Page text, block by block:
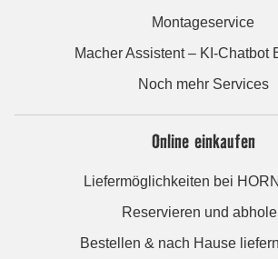
Montageservice
Macher Assistent – KI-Chatbot
Noch mehr Services
Online einkaufen
Liefermöglichkeiten bei
Reservieren und
Bestellen & nach Hause